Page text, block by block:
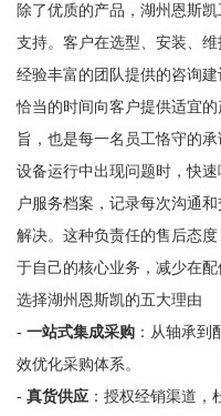
除了优质的产品，湖州恩斯
支持。客户在选型、安装、
经验丰富的团队提供的咨询
恰当的时间向客户提供适宜
旨，也是每一名员工恪守的承
设备运行中出现问题时，快
户服务档案，记录每次沟通
解决。这种负责任的售后态
于自己的核心业务，减少在配
选择湖州恩斯凯的五大理由
- 一站式集成采购：从轴承到
效优化采购体系。
- 真货供应：授权经销渠道，